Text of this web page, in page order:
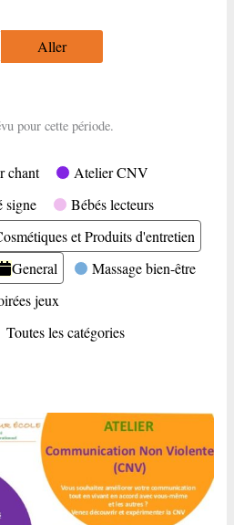
pour cette période.
chant
Atelier CNV
signe
Bébés lecteurs
et Produits d'entretien
General
Massage bien-être
jeux
Toutes les catégories